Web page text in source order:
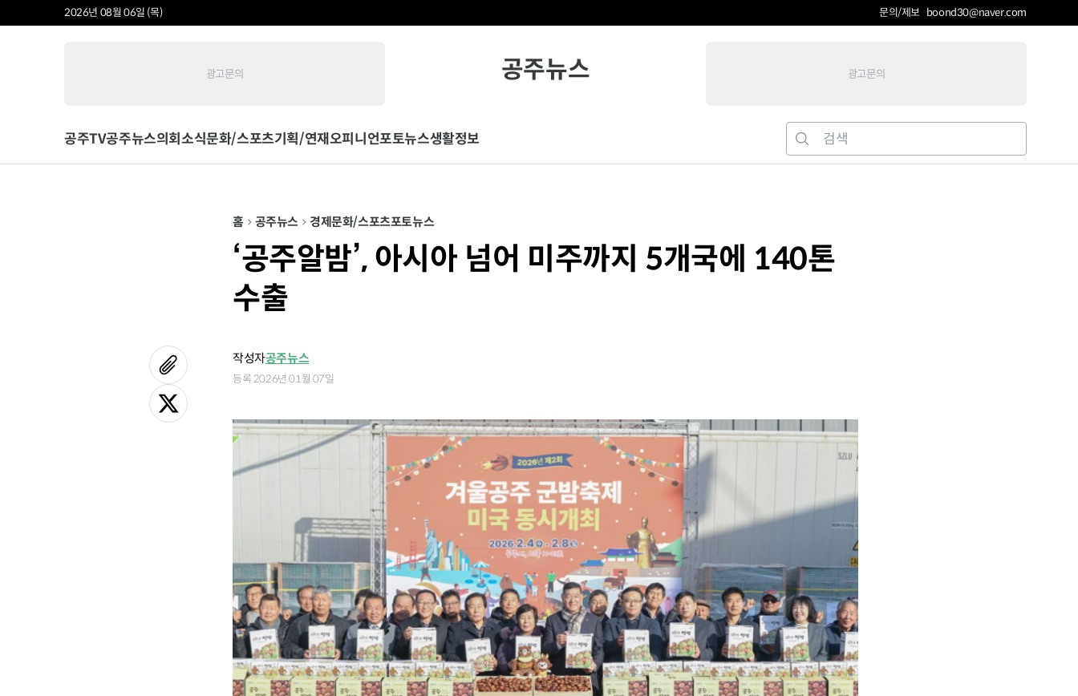
2026년 08월 06일 (목) 문의/제보 boond30@naver.com
광고문의 공주뉴스 광고문의
공주TV공주뉴스의회소식문화/스포츠기획/연재오피니언포토뉴스생활정보
홈 공주뉴스 경제문화/스포츠포토뉴스
‘공주알밤’, 아시아 넘어 미주까지 5개국에 140톤
수출
작성자공주뉴스
등록 2026년 01월 07일